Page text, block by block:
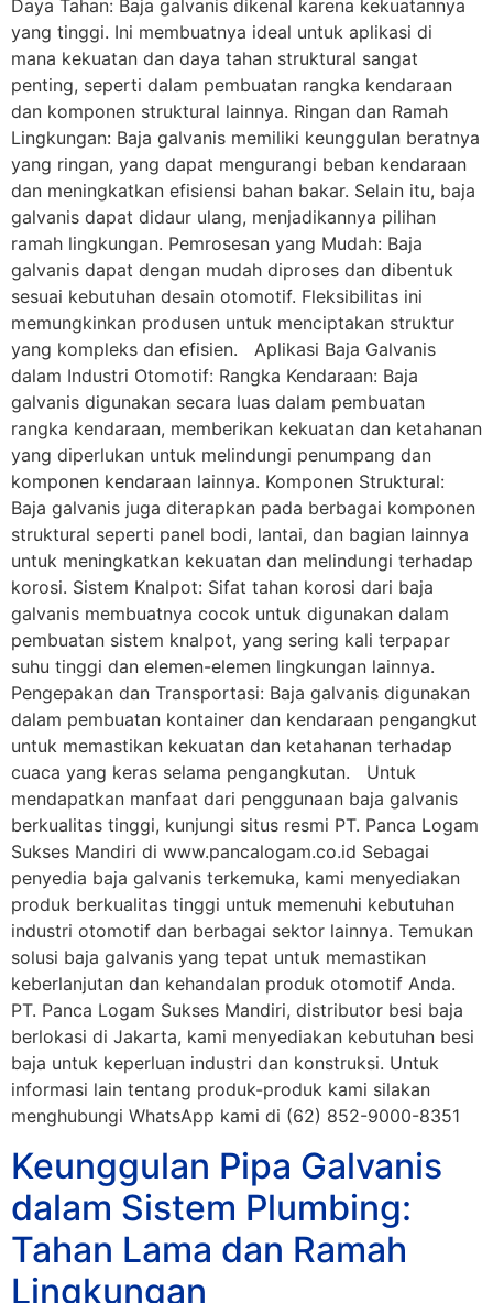
Daya Tahan: Baja galvanis dikenal karena kekuatannya
yang tinggi. Ini membuatnya ideal untuk aplikasi di
mana kekuatan dan daya tahan struktural sangat
penting, seperti dalam pembuatan rangka kendaraan
dan komponen struktural lainnya. Ringan dan Ramah
Lingkungan: Baja galvanis memiliki keunggulan beratnya
yang ringan, yang dapat mengurangi beban kendaraan
dan meningkatkan efisiensi bahan bakar. Selain itu, baja
galvanis dapat didaur ulang, menjadikannya pilihan
ramah lingkungan. Pemrosesan yang Mudah: Baja
galvanis dapat dengan mudah diproses dan dibentuk
sesuai kebutuhan desain otomotif. Fleksibilitas ini
memungkinkan produsen untuk menciptakan struktur
yang kompleks dan efisien. Aplikasi Baja Galvanis
dalam Industri Otomotif: Rangka Kendaraan: Baja
galvanis digunakan secara luas dalam pembuatan
rangka kendaraan, memberikan kekuatan dan ketahanan
yang diperlukan untuk melindungi penumpang dan
komponen kendaraan lainnya. Komponen Struktural:
Baja galvanis juga diterapkan pada berbagai komponen
struktural seperti panel bodi, lantai, dan bagian lainnya
untuk meningkatkan kekuatan dan melindungi terhadap
korosi. Sistem Knalpot: Sifat tahan korosi dari baja
galvanis membuatnya cocok untuk digunakan dalam
pembuatan sistem knalpot, yang sering kali terpapar
suhu tinggi dan elemen-elemen lingkungan lainnya.
Pengepakan dan Transportasi: Baja galvanis digunakan
dalam pembuatan kontainer dan kendaraan pengangkut
untuk memastikan kekuatan dan ketahanan terhadap
cuaca yang keras selama pengangkutan. Untuk
mendapatkan manfaat dari penggunaan baja galvanis
berkualitas tinggi, kunjungi situs resmi PT. Panca Logam
Sukses Mandiri di www.pancalogam.co.id Sebagai
penyedia baja galvanis terkemuka, kami menyediakan
produk berkualitas tinggi untuk memenuhi kebutuhan
industri otomotif dan berbagai sektor lainnya. Temukan
solusi baja galvanis yang tepat untuk memastikan
keberlanjutan dan kehandalan produk otomotif Anda.
PT. Panca Logam Sukses Mandiri, distributor besi baja
berlokasi di Jakarta, kami menyediakan kebutuhan besi
baja untuk keperluan industri dan konstruksi. Untuk
informasi lain tentang produk-produk kami silakan
menghubungi WhatsApp kami di (62) 852-9000-8351
Keunggulan Pipa Galvanis
dalam Sistem Plumbing:
Tahan Lama dan Ramah
Lingkungan